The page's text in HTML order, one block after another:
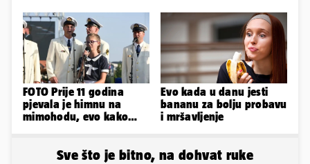
FOTO Prije 11 godina
pjevala je himnu na
mimohodu, evo kako
Evo kada u danu jesti
bananu za bolju probavu
i mršavljenje
Sve što je bitno, na dohvat ruke